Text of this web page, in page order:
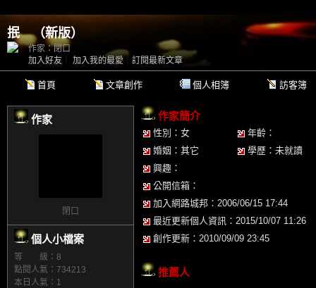
抿（新版）
首頁 文章創作 個人相簿 訪客簿
加入好友 加入我的最愛 訂閱最新文章
作家：閉口
作家
閉口
個人小檔案
等 級：8
點閱人氣：734213
本日人氣：1
作家簡介
性別：女
年齡：
婚姻：其它
學歷：未就讀
興趣：
公開信箱：
加入網路城邦：2006/06/15 17:44
最近更新個人資訊：2015/10/07 11:26
創作更新：2010/09/09 23:45
推薦人